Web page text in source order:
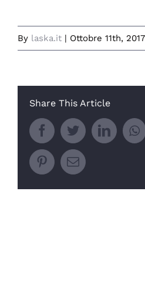
By laska.it | Ottobre 11th, 2017
Share This Article
FacebookTwitter
PinterestEmail